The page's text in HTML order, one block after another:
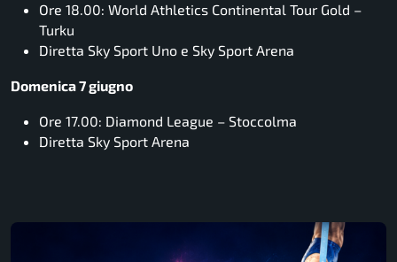
Ore 18.00: World Athletics Continental Tour Gold –
Turku
Diretta Sky Sport Uno e Sky Sport Arena
Domenica 7 giugno
Ore 17.00: Diamond League – Stoccolma
Diretta Sky Sport Arena